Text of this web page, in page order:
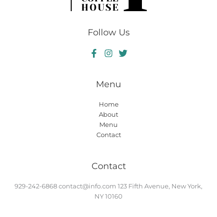
Follow Us
Menu
Home
About
Menu
Contact
Contact
929-242-6868 contact@info.com 123 Fifth Avenue, New York,
NY 10160